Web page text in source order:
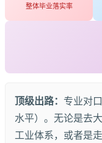
整体毕业落实率
顶级出路： 专业对
水平）。无论是去
工业体系，或者是